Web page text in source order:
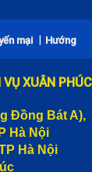
Hà Nội,
mại | Hướng
XUÂN PHÚC
Đồng Bát A),
Hà Nội
Hà Nội